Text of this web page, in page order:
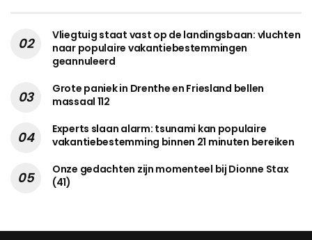
Vliegtuig staat vast op de landingsbaan: vluchten
naar populaire vakantiebestemmingen
geannuleerd
Grote paniek in Drenthe en Friesland bellen
massaal 112
Experts slaan alarm: tsunami kan populaire
vakantiebestemming binnen 21 minuten bereiken
Onze gedachten zijn momenteel bij Dionne Stax
(41)